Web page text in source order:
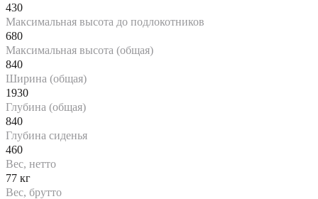
430
Максимальная высота до подлокотников
680
Максимальная высота (общая)
840
Ширина (общая)
1930
Глубина (общая)
840
Глубина сиденья
460
Вес, нетто
77 кг
Вес, брутто